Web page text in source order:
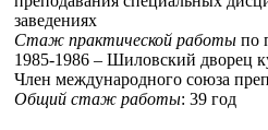
заведениях
Стаж практической работы по
1985-1986 – Шиловский дворец
Член международного союза
Общий стаж работы: 39 год